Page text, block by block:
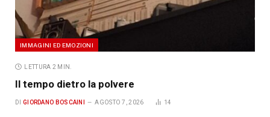
IMMAGINI ED EMOZIONI
LETTURA 2 MIN.
Il tempo dietro la polvere
DI GIORDANO BOSCAINI AGOSTO 7, 2026 14